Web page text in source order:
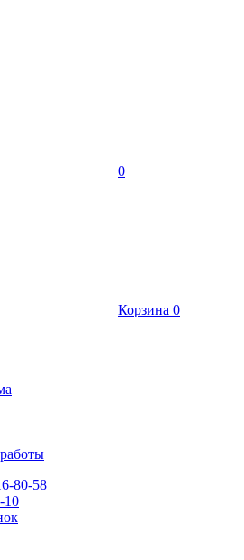
0
Корзина 0
80-58
10